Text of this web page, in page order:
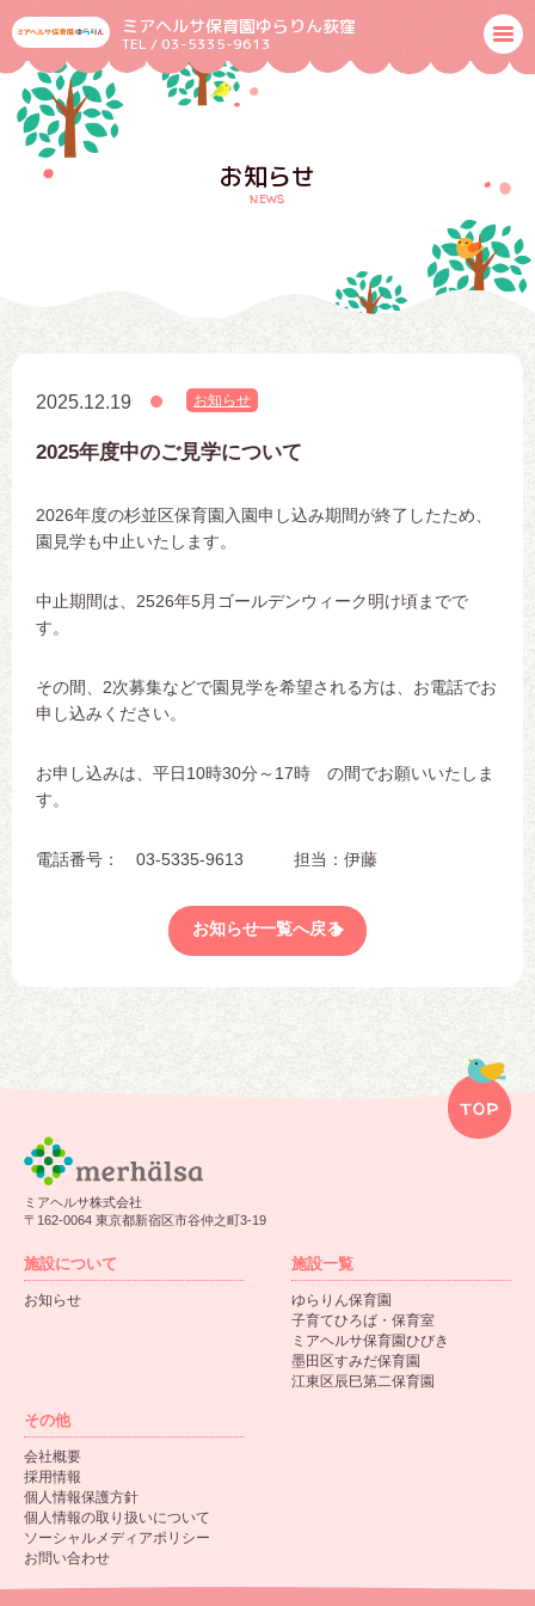
ミアヘルサ保育園ゆらりん荻窪
TEL / 03-5335-9613
お知らせ
news
2025.12.19 お知らせ
2025年度中のご見学について
2026年度の杉並区保育園入園申し込み期間が終了したため、
園見学も中止いたします。
中止期間は、2526年5月ゴールデンウィーク明け頃までで
す。
その間、2次募集などで園見学を希望される方は、お電話でお
申し込みください。
お申し込みは、平日10時30分～17時 の間でお願いいたしま
す。
電話番号： 03-5335-9613 担当：伊藤
お知らせ一覧へ戻る
ミアヘルサ株式会社
〒162-0064 東京都新宿区市谷仲之町3-19
施設について
お知らせ
施設一覧
ゆらりん保育園
子育てひろば・保育室
ミアヘルサ保育園ひびき
墨田区すみだ保育園
江東区辰巳第二保育園
その他
会社概要
採用情報
個人情報保護方針
個人情報の取り扱いについて
ソーシャルメディアポリシー
お問い合わせ